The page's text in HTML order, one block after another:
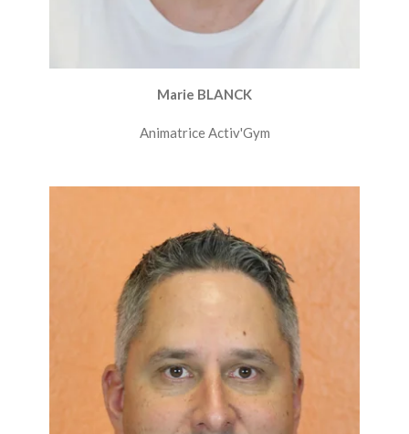
Marie BLANCK
Animatrice Activ'Gym